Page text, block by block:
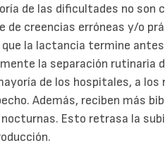
de las dificultades no son
de creencias erróneas y/o
la lactancia termine antes
la separación rutinaria
de los hospitales, a los
Además, reciben más
Esto retrasa la